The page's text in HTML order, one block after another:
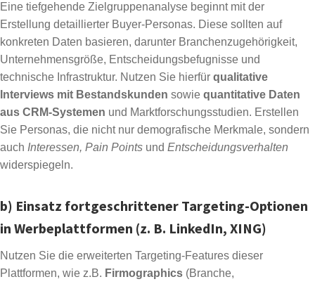
Eine tiefgehende Zielgruppenanalyse beginnt mit der
Erstellung detaillierter Buyer-Personas. Diese sollten auf
konkreten Daten basieren, darunter Branchenzugehörigkeit,
Unternehmensgröße, Entscheidungsbefugnisse und
technische Infrastruktur. Nutzen Sie hierfür qualitative
Interviews mit Bestandskunden sowie quantitative Daten
aus CRM-Systemen und Marktforschungsstudien. Erstellen
Sie Personas, die nicht nur demografische Merkmale, sondern
auch Interessen, Pain Points und Entscheidungsverhalten
widerspiegeln.
b) Einsatz fortgeschrittener Targeting-Optionen
in Werbeplattformen (z. B. LinkedIn, XING)
Nutzen Sie die erweiterten Targeting-Features dieser
Plattformen, wie z.B. Firmographics (Branche,